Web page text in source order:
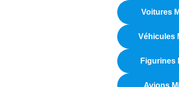
Voitures
Véhicules
Figurines